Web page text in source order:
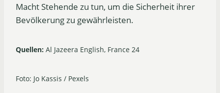
Macht Stehende zu tun, um die Sicherheit ihrer
Bevölkerung zu gewährleisten.
Quellen: Al Jazeera English, France 24
Foto: Jo Kassis / Pexels